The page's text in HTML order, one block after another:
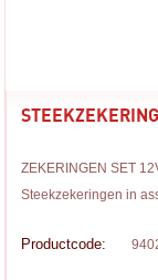
ZEKERINGEN SET
Steekzekeringen in
Productcode: